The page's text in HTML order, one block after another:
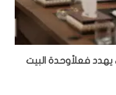
يهدد فعلاًوحدة البيت